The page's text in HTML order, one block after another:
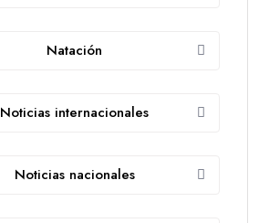
Natación
Noticias internacionales
Noticias nacionales